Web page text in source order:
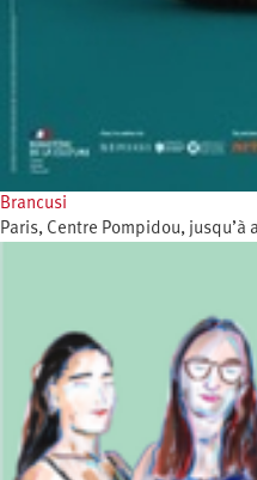
Brancusi
Paris, Centre Pompidou, jusqu’à